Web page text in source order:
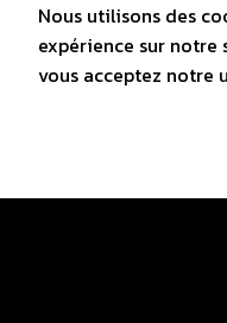
Nous utilisons des
expérience sur notre
vous acceptez notre